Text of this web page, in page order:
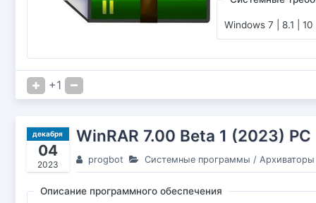
Windows 7 | 8.1 |
+1
декабря
04
2023
WinRAR 7.00 Beta 1 (2023) РС
progbot Системные программы / Архиваторы
Описание программного обеспечения